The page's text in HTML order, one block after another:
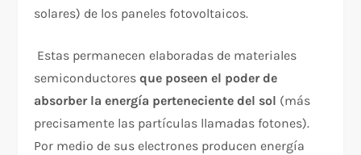
solares) de los paneles fotovoltaicos.
Estas permanecen elaboradas de materiales
semiconductoresque poseen el poder de
absorber la energía perteneciente del sol (más
precisamente las partículas llamadas fotones).
Por medio de sus electrones producen energía